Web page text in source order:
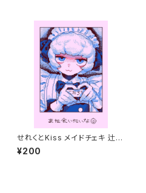
せれくとKiss メイドチェキ 辻琥
太郎
¥200